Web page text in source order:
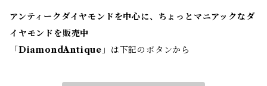
アンティークダイヤモンドを中心に、ちょっとマニアックなダ
イヤモンドを販売中
「 DiamondAntique 」は下記のボタンから